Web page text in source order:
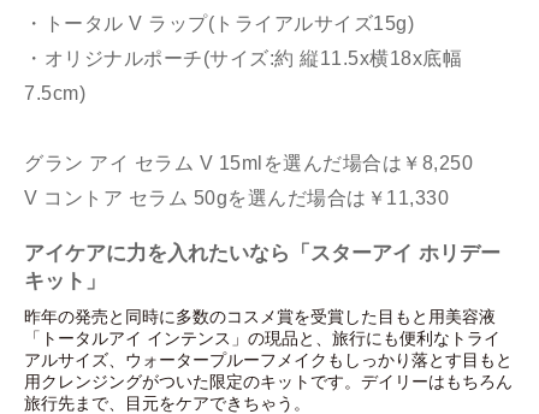
・トータル V ラップ(トライアルサイズ15g)
・オリジナルポーチ(サイズ:約 縦11.5x横18x底幅
7.5cm)
グラン アイ セラム V 15mlを選んだ場合は￥8,250
V コントア セラム 50gを選んだ場合は￥11,330
アイケアに力を入れたいなら「スターアイ ホリデー
キット」
昨年の発売と同時に多数のコスメ賞を受賞した目もと用美容液
「トータルアイ インテンス」の現品と、旅行にも便利なトライ
アルサイズ、ウォータープルーフメイクもしっかり落とす目もと
用クレンジングがついた限定のキットです。デイリーはもちろん
旅行先まで、目元をケアできちゃう。